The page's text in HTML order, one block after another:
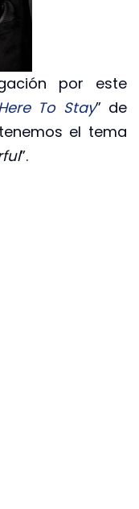
por este
To Stay” de
el tema
”.